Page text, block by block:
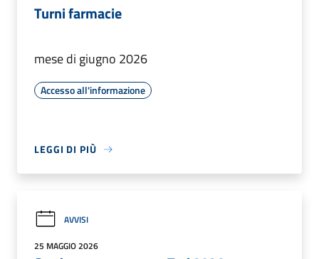
Turni farmacie
mese di giugno 2026
Accesso all'informazione
LEGGI DI PIÙ
AVVISI
25 MAGGIO 2026